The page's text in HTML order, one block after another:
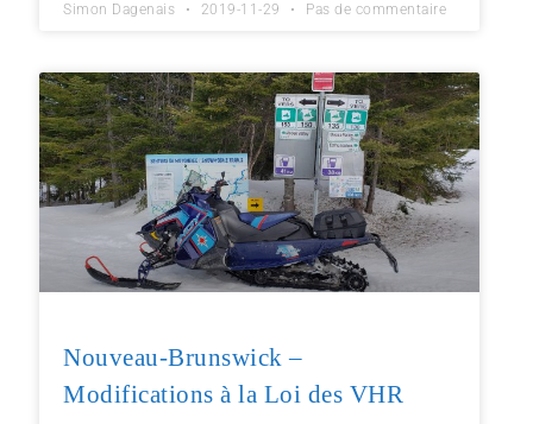
Simon Dagenais 2019-11-29 Pas de commentaire
Nouveau-Brunswick –
Modifications à la Loi des VHR